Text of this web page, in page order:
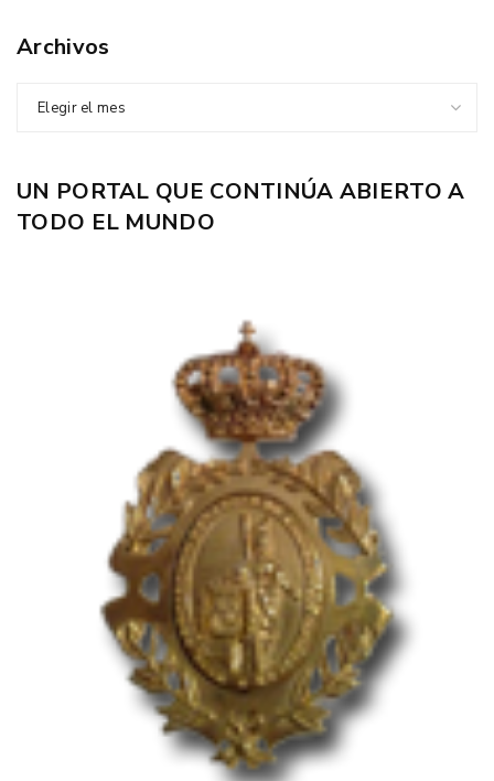
Archivos
Elegir el mes
UN PORTAL QUE CONTINÚA ABIERTO A
TODO EL MUNDO